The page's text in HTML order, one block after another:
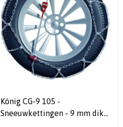
König CG-9 105 -
Sneeuwkettingen - 9 mm dik -